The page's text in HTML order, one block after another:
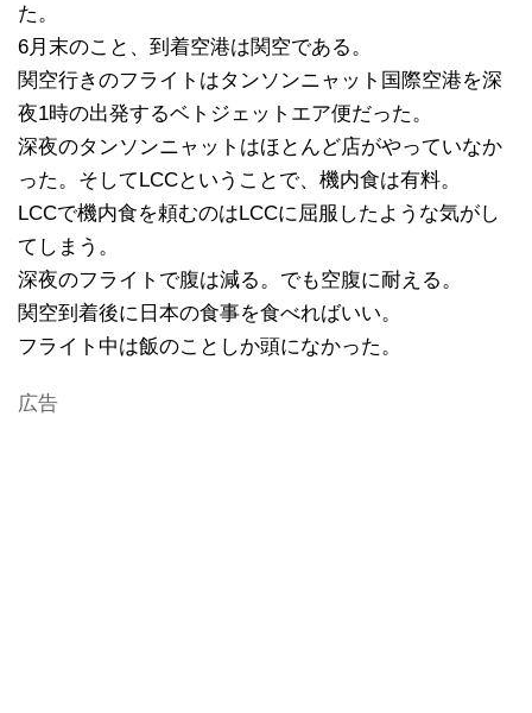
た。
6月末のこと、到着空港は関空である。
関空行きのフライトはタンソンニャット国際空港を深
夜1時の出発するベトジェットエア便だった。
深夜のタンソンニャットはほとんど店がやっていなか
った。そしてLCCということで、機内食は有料。
LCCで機内食を頼むのはLCCに屈服したような気がし
てしまう。
深夜のフライトで腹は減る。でも空腹に耐える。
関空到着後に日本の食事を食べればいい。
フライト中は飯のことしか頭になかった。
広告